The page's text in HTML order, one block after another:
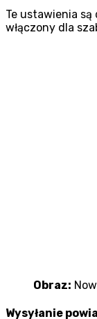
Te ustawienia
włączony dla
Obraz:
Wysyłanie